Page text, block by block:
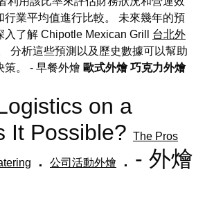
行業平均值進行比較。 未來幾年的預
了解 Chipotle Mexican Grill 台北外
分析這些預測以及歷史數據可以幫助
策。 - 早餐外燴 歐式外燴 巧克力外燴
on a
It Possible? The Pros
. 公司活動外燴
. - 外燴